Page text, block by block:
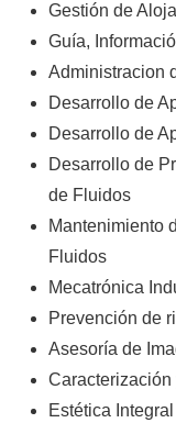
Gestión de
Guía,
Administracion
Desarrollo de
Desarrollo de
Desarrollo de
de Fluidos
Mantenimiento
Fluidos
Mecatrónica
Prevención de
Asesoría de
Caracterización
Estética